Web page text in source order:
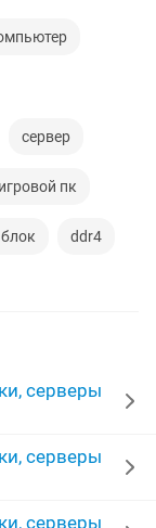
сервер
игровой пк
ddr4
пк компьютер
серверы
серверы
серверы